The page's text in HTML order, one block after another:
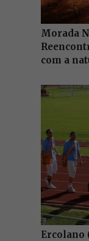
Morada
com a
Ercolano